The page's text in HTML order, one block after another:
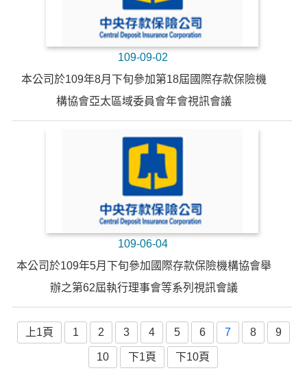
109-09-02
本公司於109年8月下旬參加第18屆國際存款保險機
構協會亞太區域委員會年會視訊會議
109-06-04
本公司於109年5月下旬參加國際存款保險機構協會舉
辦之第62屆執行理事會等系列視訊會議
上1頁 1 2 3 4 5 6 7 8 9
10 下1頁 下10頁